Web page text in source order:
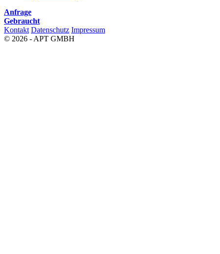
Anfrage
Gebraucht
Kontakt Datenschutz Impressum
© 2026 - APT GMBH